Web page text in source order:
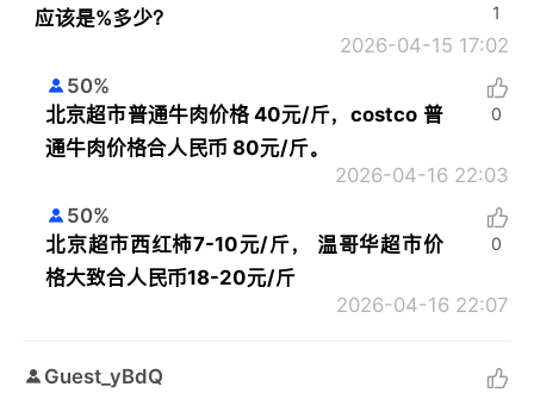
应该是%多少？
2026-04-15 17:02
1
50%
北京超市普通牛肉价格 40元/斤，costco 普
通牛肉价格合人民币 80元/斤。
2026-04-16 22:03
0
50%
北京超市西红柿7-10元/斤， 温哥华超市价
格大致合人民币18-20元/斤
2026-04-16 22:07
0
Guest_yBdQ